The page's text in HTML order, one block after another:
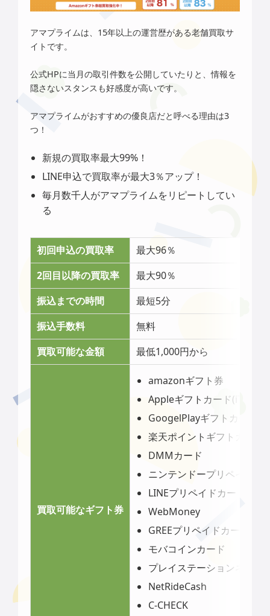
アマプライムは、15年以上の運営歴がある老舗買取サ
イトです。
公式HPに当月の取引件数を公開していたりと、情報を
隠さないスタンスも好感度が高いです。
アマプライムがおすすめの優良店だと呼べる理由は3
つ！
新規の買取率最大99%！
LINE申込で買取率が最大3％アップ！
毎月数千人がアマプライムをリピートしてい
る
初回申込の買取率
最大96％
2回目以降の買取率
最大90％
振込までの時間
最短5分
振込手数料
無料
買取可能な金額
最低1,000円から
買取可能なギフト券
amazonギフト券
Appleギフトカード(iTunes
GoogelPlayギフトカード
楽天ポイントギフトカード
DMMカード
ニンテンドープリペイドカ
LINEプリペイドカード
WebMoney
GREEプリペイドカード
モバコインカード
プレイステーションネット
NetRideCash
C-CHECK